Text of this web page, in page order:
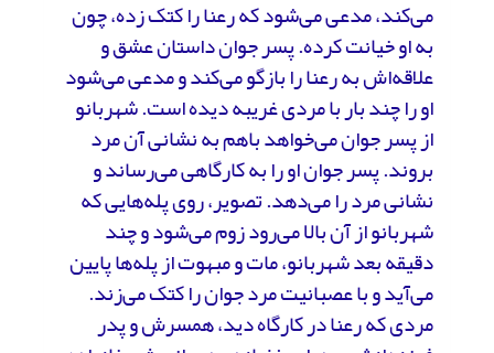
می‌کند، مدعی می‌شود که رعنا را کتک زده، چون
به او خیانت کرده. پسر جوان داستان عشق و
علاقه‌اش به رعنا را بازگو می‌کند و مدعی می‌شود
او را چند بار با مردی غریبه دیده است. شهربانو
از پسر جوان می‌خواهد باهم به نشانی آن مرد
بروند. پسر جوان او را به کارگاهی می‌رساند و
نشانی مرد را می‌دهد. تصویر، روی پله‌هایی که
شهربانو از آن بالا می‌رود زوم می‌شود و چند
دقیقه بعد شهربانو، مات و مبهوت از پله‌ها پایین
می‌آید و با عصبانیت مرد جوان را کتک می‌زند.
مردی که رعنا در کارگاه دید، همسرش و پدر